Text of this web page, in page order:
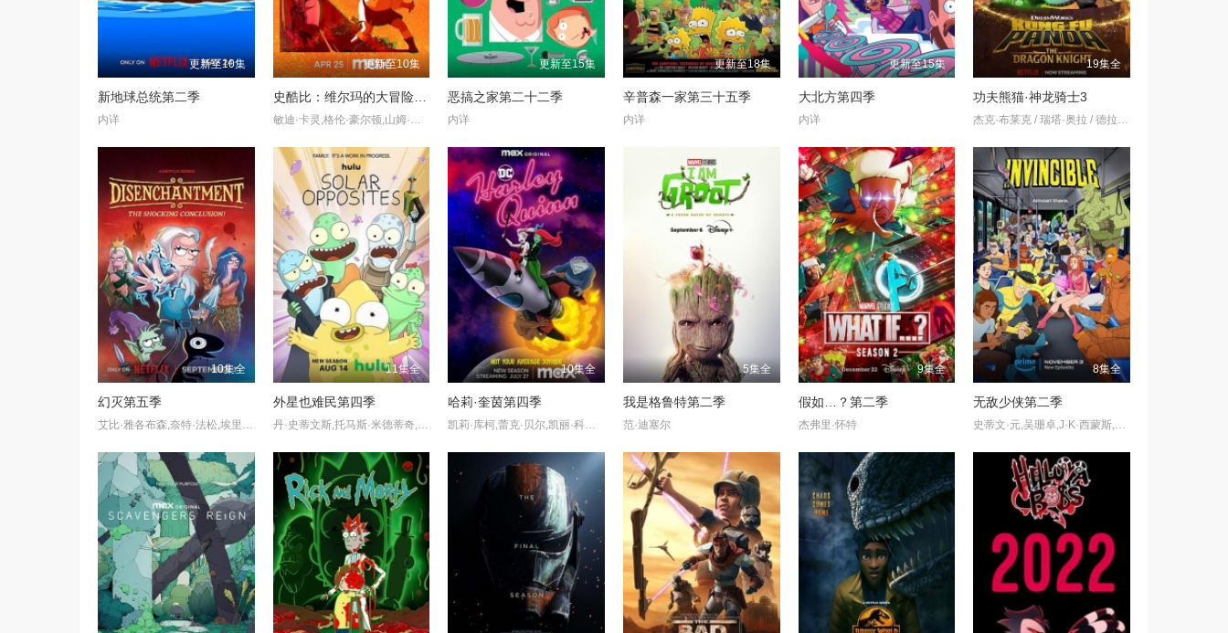
更新至10集
新地球总统第二季
内详
更新至10集
史酷比：维尔玛的大冒险第二季
敏迪·卡灵,格伦·豪尔顿,山姆·理查森,吴恬敏,莎拉尤·拉奧,妮可·拜尔,盖瑞·科尔,福琼·费姆斯特,梅丽莎·弗梅洛,切莉·琼斯,简·林奇,薛·米契尔,依冯娜·奥吉,拉塞尔·皮特斯,吉姆·拉什,斯蒂芬·鲁特,黛比·瑞恩,旺达·塞克丝,Kulap Vilaysack,弗兰克·维尔克,温明娜,阿尔·杨科维克,安德鲁·莫尔加多
更新至15集
恶搞之家第二十二季
内详
更新至18集
辛普森一家第三十五季
内详
更新至15集
大北方第四季
内详
19集全
功夫熊猫·神龙骑士3
杰克·布莱克 / 瑞塔·奥拉 / 德拉·萨巴
10集全
幻灭第五季
艾比·雅各布森,奈特·法松,埃里克·安德烈,约翰·迪·马吉欧,莎朗·豪根,特蕾丝·麦克尼尔,梅瑞迪斯·海格纳,莫里斯·拉马奇,大卫·赫尔曼,比利·维斯特,瑞奇·富尔切尔,露西·蒙格马利
11集全
外星也难民第四季
丹·史蒂文斯,托马斯·米德蒂奇,肖恩·吉布朗尼,玛丽·麦克,萨根·麦克马汉,弗雷德·迈拉麦德
10集全
哈莉·奎茵第四季
凯莉·库柯,蕾克·贝尔,凯丽·科纳佩
5集全
我是格鲁特第二季
范·迪塞尔
9集全
假如…？第二季
杰弗里·怀特
8集全
无敌少侠第二季
史蒂文·元,吴珊卓,J·K·西蒙斯,莎姬·贝兹,塞斯·罗根,马克·哈米尔,沃尔顿·戈金斯,格蕾·德丽斯勒,马克斯·博克霍德,吉莉安·雅各布斯,杰森·曼楚克斯,罗斯·马昆德,玛莱斯·裘,卡里·佩顿,扎克瑞·昆图,安德鲁·兰内斯,凯文·迈克尔·理查德森